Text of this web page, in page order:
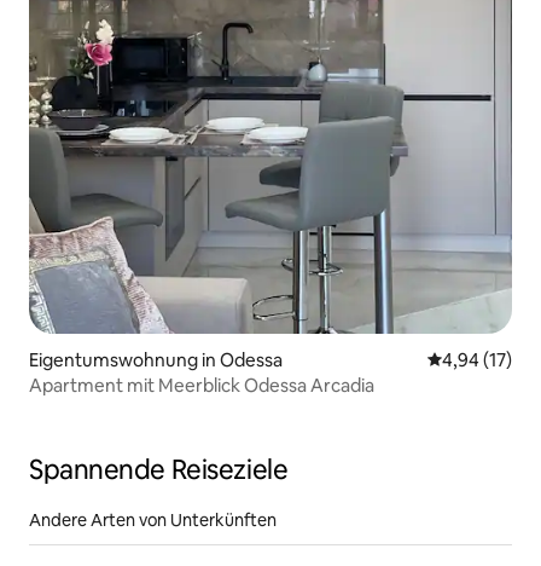
Eigentumswohnung in Odessa
4,94 (17)
Apartment mit Meerblick Odessa Arcadia
Spannende Reiseziele
Andere Arten von Unterkünften